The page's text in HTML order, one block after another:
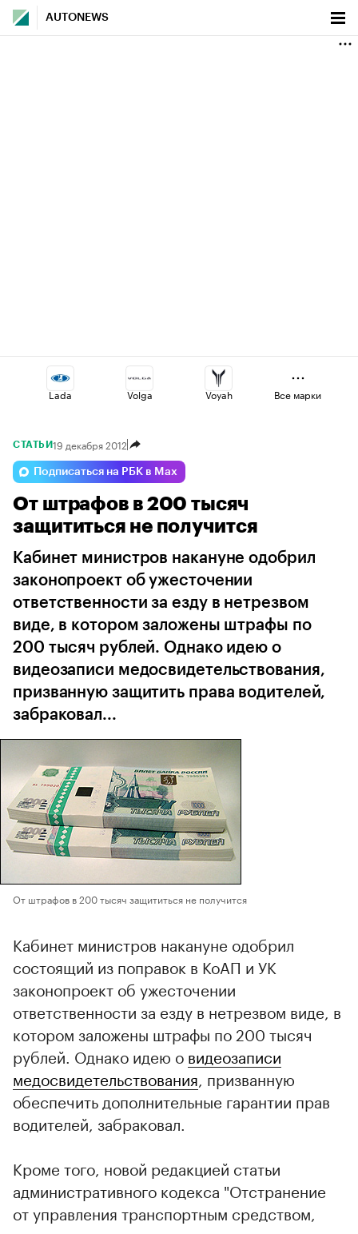
AUTONEWS
Lada Volga Voyah
Haval Omoda
Esteo Geely Changan
Все марки
СТАТЬИ19 декабря 2012
Подписаться на РБК в Max
От штрафов в 200 тысяч
защититься не получится
Кабинет министров накануне одобрил
законопроект об ужесточении
ответственности за езду в нетрезвом
виде, в котором заложены штрафы по
200 тысяч рублей. Однако идею о
видеозаписи медосвидетельствования,
призванную защитить права водителей,
забраковал...
От штрафов в 200 тысяч защититься не получится
Кабинет министров накануне одобрил
состоящий из поправок в КоАП и УК
законопроект об ужесточении
ответственности за езду в нетрезвом виде, в
котором заложены штрафы по 200 тысяч
рублей. Однако идею о видеозаписи
медосвидетельствования, призванную
обеспечить дополнительные гарантии прав
водителей, забраковал.
Кроме того, новой редакцией статьи
административного кодекса "Отстранение
от управления транспортным средством,